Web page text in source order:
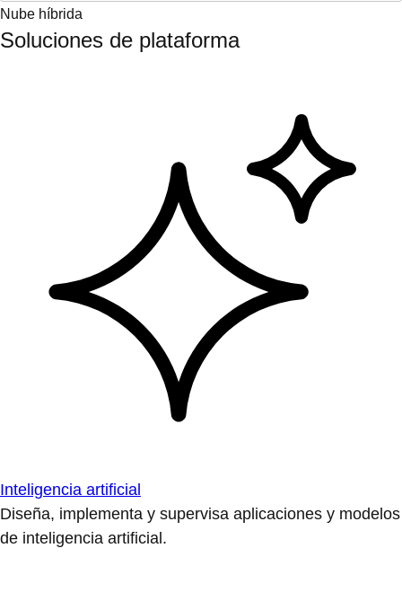
Nube híbrida
Soluciones de plataforma
Inteligencia artificial
Diseña, implementa y supervisa aplicaciones y modelos
de inteligencia artificial.